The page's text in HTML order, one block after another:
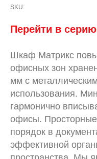
SKU:
Перейти в
Шкаф Матрикс
офисных зон
мм с
использования.
гармонично
офисы.
порядок в
эффективной